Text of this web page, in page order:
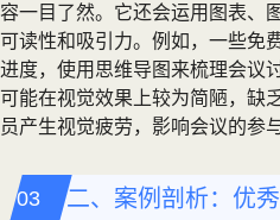
容一目了然。它还会运用图表、
可读性和吸引力。例如，一些免
进度，使用思维导图来梳理会议
可能在视觉效果上较为简陋，缺
员产生视觉疲劳，影响会议的参
二、案例剖析：优